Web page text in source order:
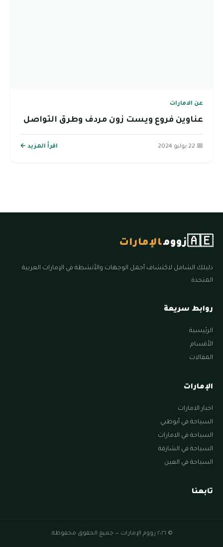
عن الامارات
عناوين فروع ويست زون مردف وطرق التواصل
📅 22 يوليو 2024 اقرأ المزيد ←
🇦🇪زوومالإمارات
دليلك الشامل لاكتشاف أجمل الوجهات والأنشطة في الإمارات العربية
المتحدة.
روابط سريعة
الرئيسية
الأقسام
المقالات
الإمارات
اخبار الامارات
السياحة في أبوظبي
السياحة في الامارات
السياحة في الشارقة
السياحة في العين
تابعنا
© ٢٠٢٦ زووم الإمارات — جميع الحقوق محفوظة.